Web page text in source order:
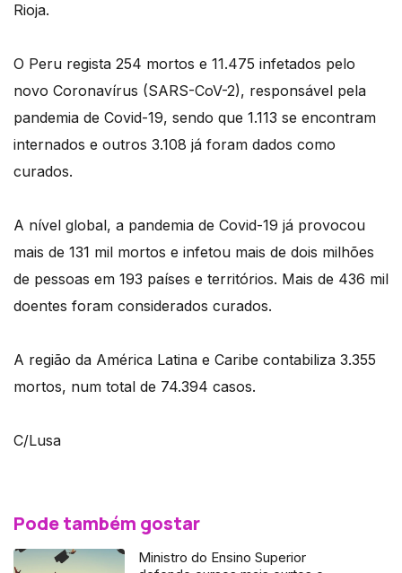
Rioja.
O Peru regista 254 mortos e 11.475 infetados pelo
novo Coronavírus (SARS-CoV-2), responsável pela
pandemia de Covid-19, sendo que 1.113 se encontram
internados e outros 3.108 já foram dados como
curados.
A nível global, a pandemia de Covid-19 já provocou
mais de 131 mil mortos e infetou mais de dois milhões
de pessoas em 193 países e territórios. Mais de 436 mil
doentes foram considerados curados.
A região da América Latina e Caribe contabiliza 3.355
mortos, num total de 74.394 casos.
C/Lusa
Pode também gostar
Ministro do Ensino Superior